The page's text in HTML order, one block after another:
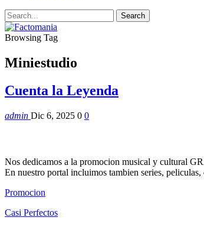
Browsing Tag
Miniestudio
Cuenta la Leyenda
admin Dic 6, 2025 0 0
Nos dedicamos a la promocion musical y cultural
En nuestro portal incluimos tambien series,
Promocion
Casi Perfectos